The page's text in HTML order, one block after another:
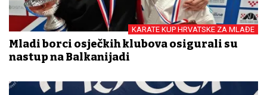
KARATE KUP HRVATSKE ZA MLAĐE
Mladi borci osječkih klubova osigurali su
nastup na Balkanijadi